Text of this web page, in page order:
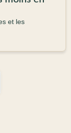
et les